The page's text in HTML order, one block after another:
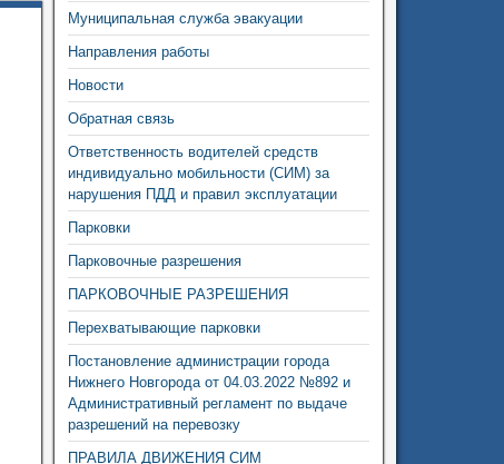
Муниципальная служба эвакуации
Направления работы
Новости
Обратная связь
Ответственность водителей средств
индивидуально мобильности (СИМ) за
нарушения ПДД и правил эксплуатации
Парковки
Парковочные разрешения
ПАРКОВОЧНЫЕ РАЗРЕШЕНИЯ
Перехватывающие парковки
Постановление администрации города
Нижнего Новгорода от 04.03.2022 №892 и
Административный регламент по выдаче
разрешений на перевозку
ПРАВИЛА ДВИЖЕНИЯ СИМ